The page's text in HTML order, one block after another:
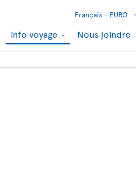
Français - EURO
Info voyage Nous joindre